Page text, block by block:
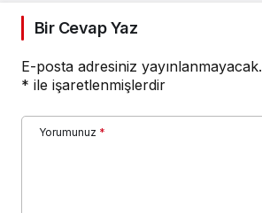
Bir Cevap Yaz
E-posta adresiniz yayınlanmayacak.
* ile işaretlenmişlerdir
Yorumunuz *